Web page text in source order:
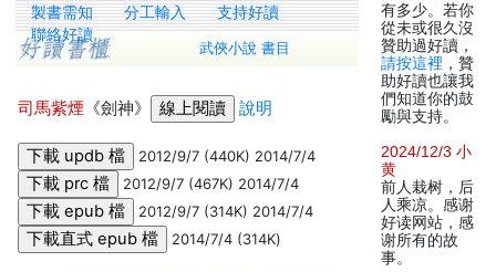
製書需知
分工輸入
支持好讀
聯絡好讀
武俠小說 書目
司馬紫煙 《劍神》 說明
2012/9/7 (440K) 2014/7/4
2012/9/7 (467K) 2014/7/4
2012/9/7 (314K) 2014/7/4
2014/7/4 (314K)
有多少。若你
從未或很久沒
贊助過好讀，
請按這裡 ，贊
助好讀也讓我
們知道你的鼓
勵與支持。
2024/12/3 小
黄
前人栽树，后
人乘凉。感谢
好读网站，感
谢所有的故
事。